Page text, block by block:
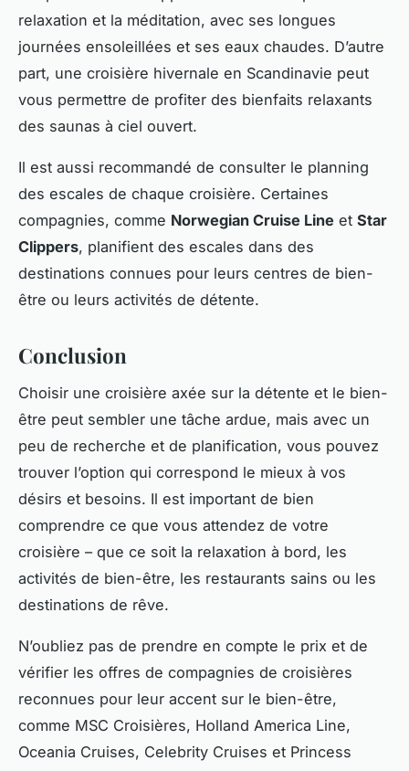
relaxation et la méditation, avec ses longues
journées ensoleillées et ses eaux chaudes. D’autre
part, une croisière hivernale en Scandinavie peut
vous permettre de profiter des bienfaits relaxants
des saunas à ciel ouvert.
Il est aussi recommandé de consulter le planning
des escales de chaque croisière. Certaines
compagnies, comme Norwegian Cruise Line et Star
Clippers, planifient des escales dans des
destinations connues pour leurs centres de bien-
être ou leurs activités de détente.
Conclusion
Choisir une croisière axée sur la détente et le bien-
être peut sembler une tâche ardue, mais avec un
peu de recherche et de planification, vous pouvez
trouver l’option qui correspond le mieux à vos
désirs et besoins. Il est important de bien
comprendre ce que vous attendez de votre
croisière – que ce soit la relaxation à bord, les
activités de bien-être, les restaurants sains ou les
destinations de rêve.
N’oubliez pas de prendre en compte le prix et de
vérifier les offres de compagnies de croisières
reconnues pour leur accent sur le bien-être,
comme MSC Croisières, Holland America Line,
Oceania Cruises, Celebrity Cruises et Princess